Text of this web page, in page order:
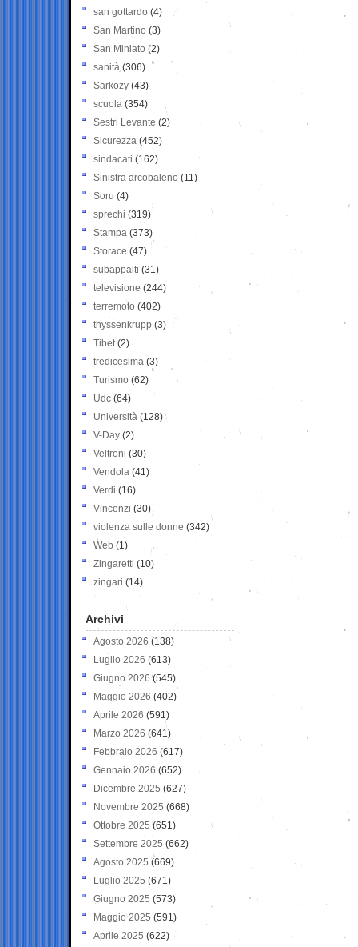
san gottardo (4)
San Martino (3)
San Miniato (2)
sanità (306)
Sarkozy (43)
scuola (354)
Sestri Levante (2)
Sicurezza (452)
sindacati (162)
Sinistra arcobaleno (11)
Soru (4)
sprechi (319)
Stampa (373)
Storace (47)
subappalti (31)
televisione(244)
terremoto (402)
thyssenkrupp (3)
Tibet(2)
tredicesima (3)
Turismo (62)
Udc (64)
Università (128)
V-Day (2)
Veltroni (30)
Vendola (41)
Verdi (16)
Vincenzi (30)
violenza sulle donne (342)
Web (1)
Zingaretti (10)
zingari (14)
Archivi
Agosto 2026 (138)
Luglio 2026 (613)
Giugno 2026 (545)
Maggio 2026 (402)
Aprile 2026 (591)
Marzo 2026 (641)
Febbraio 2026 (617)
Gennaio 2026 (652)
Dicembre 2025 (627)
Novembre 2025 (668)
Ottobre 2025 (651)
Settembre 2025 (662)
Agosto 2025 (669)
Luglio 2025 (671)
Giugno 2025 (573)
Maggio 2025 (591)
Aprile 2025 (622)